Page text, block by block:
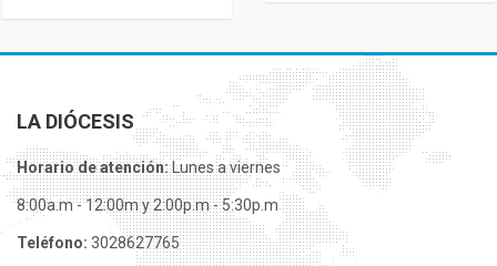
LA DIÓCESIS
Horario de atención:Lunes a viernes
8:00a.m - 12:00m y 2:00p.m - 5:30p.m
Teléfono: 3028627765